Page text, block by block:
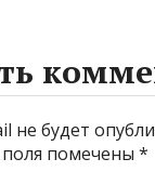
не будет
помечены*